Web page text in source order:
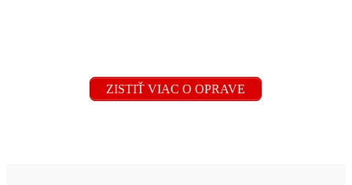
ZISTIŤ VIAC O OPRAVE